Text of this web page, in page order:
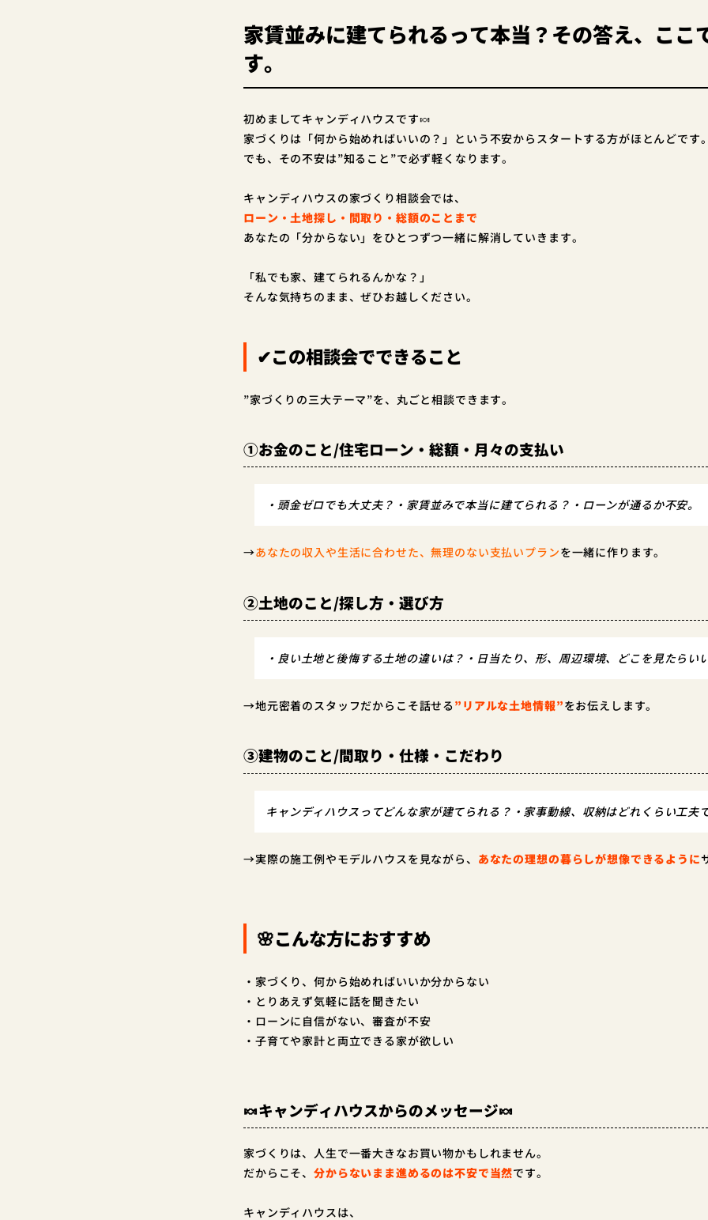
家賃並みに建てられるって本当？その答え、ここ
す。
初めましてキャンディハウスです🍬
家づくりは「何から始めればいいの？」という不安からスタートする方がほとんどです。
でも、その不安は”知ること”で必ず軽くなります。
キャンディハウスの家づくり相談会では、
ローン・土地探し・間取り・総額のことまで
あなたの「分からない」をひとつずつ一緒に解消していきます。
「私でも家、建てられるんかな？」
そんな気持ちのまま、ぜひお越しください。
✔この相談会でできること
”家づくりの三大テーマ”を、丸ごと相談できます。
①お金のこと/住宅ローン・総額・月々の支払い
・頭金ゼロでも大丈夫？・家賃並みで本当に建てられる？・ローンが通るか不安。
→あなたの収入や生活に合わせた、無理のない支払いプランを一緒に作ります。
②土地のこと/探し方・選び方
・良い土地と後悔する土地の違いは？・日当たり、形、周辺環境、どこを見たらい
→地元密着のスタッフだからこそ話せる ”リアルな土地情報”をお伝えします。
③建物のこと/間取り・仕様・こだわり
キャンディハウスってどんな家が建てられる？・家事動線、収納はどれくらい工夫
→実際の施工例やモデルハウスを見ながら、 あなたの理想の暮らしが想像できるように
🌸こんな方におすすめ
・家づくり、何から始めればいいか分からない
・とりあえず気軽に話を聞きたい
・ローンに自信がない、審査が不安
・子育てや家計と両立できる家が欲しい
🍬キャンディハウスからのメッセージ🍬
家づくりは、人生で一番大きなお買い物かもしれません。
だからこそ、分からないまま進めるのは不安で当然です。
キャンディハウスは、